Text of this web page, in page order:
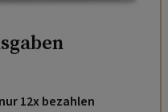
12x bezahlen